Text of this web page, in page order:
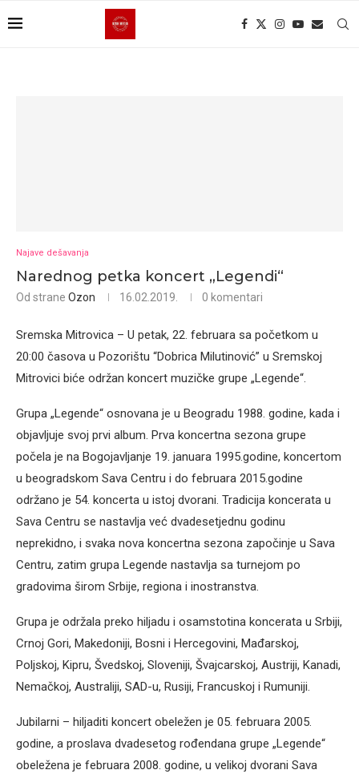
Najave dešavanja
Narednog petka koncert „Legendi“
Od strane Ozon 16.02.2019. 0 komentari
Sremska Mitrovica – U petak, 22. februara sa početkom u
20:00 časova u Pozorištu “Dobrica Milutinović” u Sremskoj
Mitrovici biće održan koncert muzičke grupe „Legende“.
Grupa „Legende“ osnovana je u Beogradu 1988. godine, kada i
objavljuje svoj prvi album. Prva koncertna sezona grupe
počela je na Bogojavljanje 19. januara 1995.godine, koncertom
u beogradskom Sava Centru i do februara 2015.godine
održano je 54. koncerta u istoj dvorani. Tradicija koncerata u
Sava Centru se nastavlja već dvadesetjednu godinu
neprekidno, i svaka nova koncertna sezona započinje u Sava
Centru, zatim grupa Legende nastavlja sa turnejom po
gradovima širom Srbije, regiona i inostranstva.
Grupa je održala preko hiljadu i osamstotina koncerata u Srbiji,
Crnoj Gori, Makedoniji, Bosni i Hercegovini, Mađarskoj,
Poljskoj, Kipru, Švedskoj, Sloveniji, Švajcarskoj, Austriji, Kanadi,
Nemačkoj, Australiji, SAD-u, Rusiji, Francuskoj i Rumuniji.
Jubilarni – hiljaditi koncert obeležen je 05. februara 2005.
godine, a proslava dvadesetog rođendana grupe „Legende“
obeležena je februara 2008. godine, u velikoj dvorani Sava